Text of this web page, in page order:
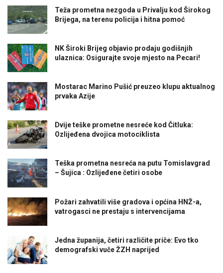
Teža prometna nezgoda u Privalju kod Širokog
Brijega, na terenu policija i hitna pomoć
NK Široki Brijeg objavio prodaju godišnjih
ulaznica: Osigurajte svoje mjesto na Pecari!
Mostarac Marino Pušić preuzeo klupu aktualnog
prvaka Azije
Dvije teške prometne nesreće kod Čitluka:
Ozlijeđena dvojica motociklista
Teška prometna nesreća na putu Tomislavgrad
– Šujica : Ozlijeđene četiri osobe
Požari zahvatili više gradova i općina HNŽ-a,
vatrogasci ne prestaju s intervencijama
Jedna županija, četiri različite priče: Evo tko
demografski vuče ŽZH naprijed